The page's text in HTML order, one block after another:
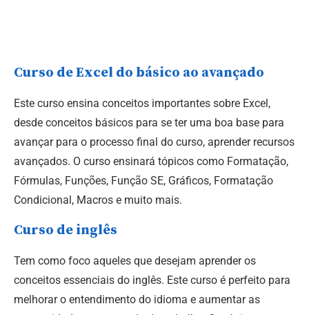
Curso de Excel do básico ao avançado
Este curso ensina conceitos importantes sobre Excel,
desde conceitos básicos para se ter uma boa base para
avançar para o processo final do curso, aprender recursos
avançados. O curso ensinará tópicos como Formatação,
Fórmulas, Funções, Função SE, Gráficos, Formatação
Condicional, Macros e muito mais.
Curso de inglês
Tem como foco aqueles que desejam aprender os
conceitos essenciais do inglês. Este curso é perfeito para
melhorar o entendimento do idioma e aumentar as